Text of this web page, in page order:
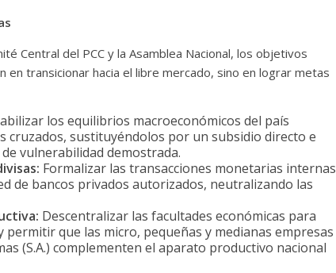
Central del PCC y la Asamblea Nacional, los objetivos
transicionar hacia el libre mercado, sino en lograr metas
los equilibrios macroeconómicos del país
cruzados, sustituyéndolos por un subsidio directo e
vulnerabilidad demostrada.
Formalizar las transacciones monetarias internas
de bancos privados autorizados, neutralizando las
Descentralizar las facultades económicas para
que las micro, pequeñas y medianas empresas
(S.A.) complementen el aparato productivo nacional